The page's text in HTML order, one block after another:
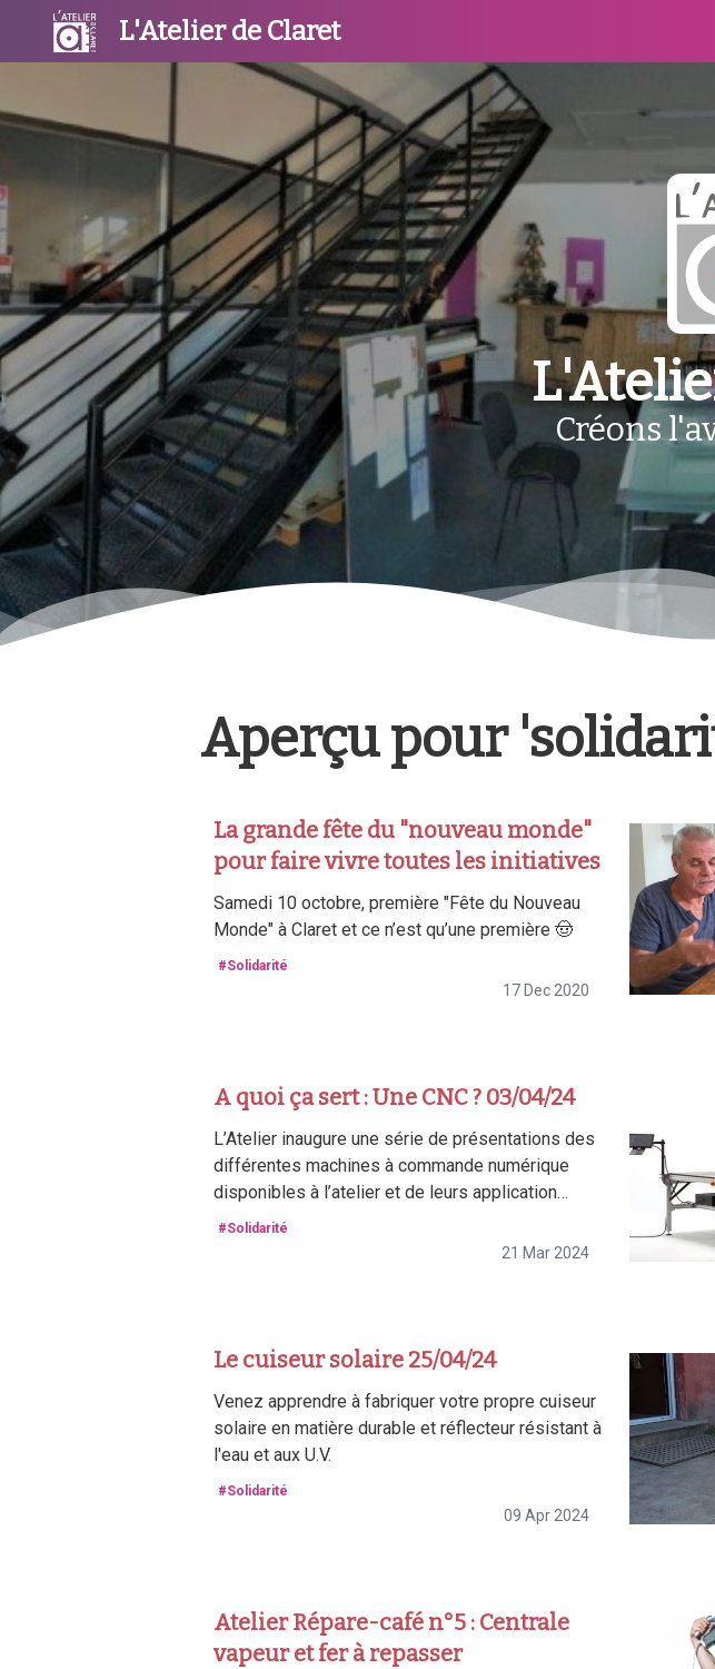
L'Atelier de Claret
Créons
Aperçu pour
La grande fête du "nouveau monde"
pour faire vivre toutes les initiatives
Samedi 10 octobre, première "Fête du Nouveau
Monde" à Claret et ce n’est qu’une première 🤠
#Solidarité
17 Dec 2020
A quoi ça sert : Une CNC ? 03/04/24
L’Atelier inaugure une série de présentations des
différentes machines à commande numérique
disponibles à l’atelier et de leurs application…
#Solidarité
21 Mar 2024
Le cuiseur solaire 25/04/24
Venez apprendre à fabriquer votre propre cuiseur
solaire en matière durable et réflecteur résistant à
l'eau et aux U.V.
#Solidarité
09 Apr 2024
Atelier Répare-café n°5 : Centrale
vapeur et fer à repasser